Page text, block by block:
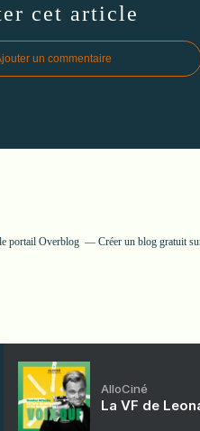
cet article
un commentaire
portail Overblog Créer un blog gratuit
AlloCiné
La VF de